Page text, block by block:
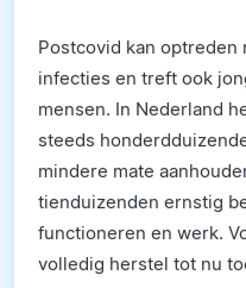
Postcovid kan optreden
infecties en treft ook
mensen. In Nederland
steeds
mindere mate
tienduizenden ernstig
functioneren en werk.
volledig herstel tot nu